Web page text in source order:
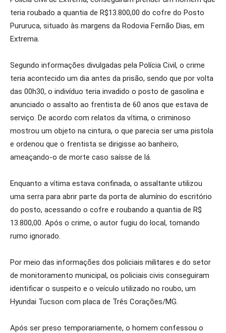
teria roubado a quantia de R$13.800,00 do cofre do Posto
Pururuca, situado às margens da Rodovia Fernão Dias, em
Extrema.
Segundo informações divulgadas pela Polícia Civil, o crime
teria acontecido um dia antes da prisão, sendo que por volta
das 00h30, o indivíduo teria invadido o posto de gasolina e
anunciado o assalto ao frentista de 60 anos que estava de
serviço. De acordo com relatos da vítima, o criminoso
mostrou um objeto na cintura, o que parecia ser uma pistola
e ordenou que o frentista se dirigisse ao banheiro,
ameaçando-o de morte caso saísse de lá.
Enquanto a vítima estava confinada, o assaltante utilizou
uma serra para abrir parte da porta de alumínio do escritório
do posto, acessando o cofre e roubando a quantia de R$
13.800,00. Após o crime, o autor fugiu do local, tomando
rumo ignorado.
Por meio das informações dos policiais militares e do setor
de monitoramento municipal, os policiais civis conseguiram
identificar o suspeito e o veículo utilizado no roubo, um
Hyundai Tucson com placa de Três Corações/MG.
Após ser preso temporariamente, o homem confessou o